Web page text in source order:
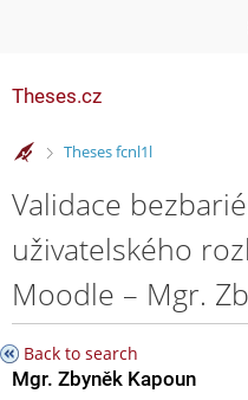
Theses.cz
>
Theses fcnl1l
Validace
uživatelského
Moodle – Mgr.
Back to search
Mgr. Zbyněk Kapoun